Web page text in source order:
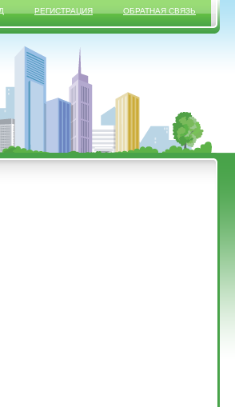
РЕГИСТРАЦИЯ ОБРАТНАЯ СВЯЗЬ